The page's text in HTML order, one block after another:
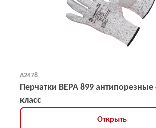
А2478
Перчатки ВЕРА 899 антипорезные
класс
Открыть